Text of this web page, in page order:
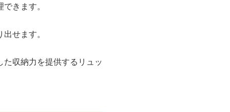
きます。
せます。
収納力を提供するリュッ